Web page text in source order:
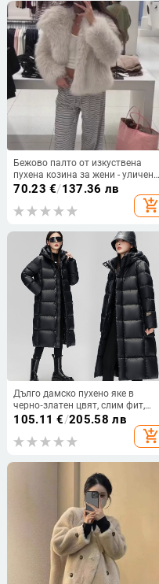
Бежово палто от изкуствена
пухена козина за жени - уличен
стил, дълги ръкави, есен 2025
70.23 €/137.36 лв
add_shopping_cart
Дълго дамско пухено яке в
черно‑златен цвят, слим фит,
топло и стилно.
105.11 €/205.58 лв
add_shopping_cart